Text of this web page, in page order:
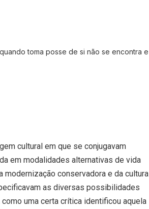
toma posse de si não se encontra e
cultural em que se conjugavam
em modalidades alternativas de vida
conservadora e da cultura
as diversas possibilidades
uma certa crítica identificou aquela